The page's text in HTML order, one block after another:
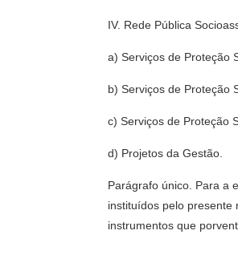
IV. Rede Pública
a) Serviços de Proteção
b) Serviços de Proteção
c) Serviços de Proteção
d) Projetos da Gestão.
Parágrafo único. Para a
instituídos pelo presente
instrumentos que